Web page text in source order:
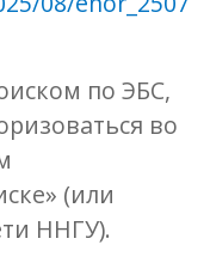
по ЭБС,
во
(или
ННГУ).